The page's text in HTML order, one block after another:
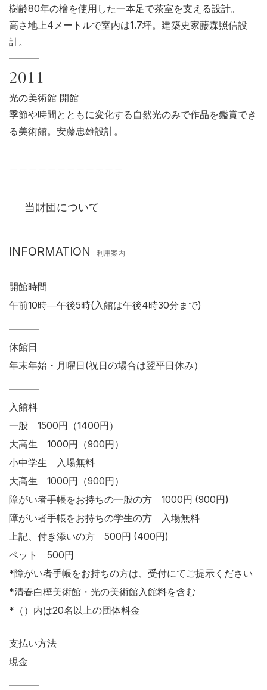
樹齢80年の檜を使用した一本足で茶室を支える設計。
高さ地上4メートルで室内は1.7坪。建築史家藤森照信設
計。
2011
光の美術館 開館
季節や時間とともに変化する自然光のみで作品を鑑賞でき
る美術館。安藤忠雄設計。
当財団について
INFORMATION 利用案内
開館時間
午前10時―午後5時(入館は午後4時30分まで)
休館日
年末年始・月曜日(祝日の場合は翌平日休み）
入館料
一般 1500円（1400円）
大高生 1000円（900円）
小中学生 入場無料
大高生 1000円（900円）
障がい者手帳をお持ちの一般の方
1000円 (900円)
障がい者手帳をお持ちの学生の方 入場無料
上記、付き添いの方 500円 (400円)
ペット 500円
*障がい者手帳をお持ちの方は、受付にてご提示ください
*清春白樺美術館・光の美術館入館料を含む
*（）内は20名以上の団体料金
支払い方法
現金